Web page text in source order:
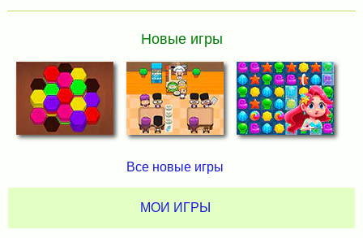
Новые игры
Все новые игры
МОИ ИГРЫ